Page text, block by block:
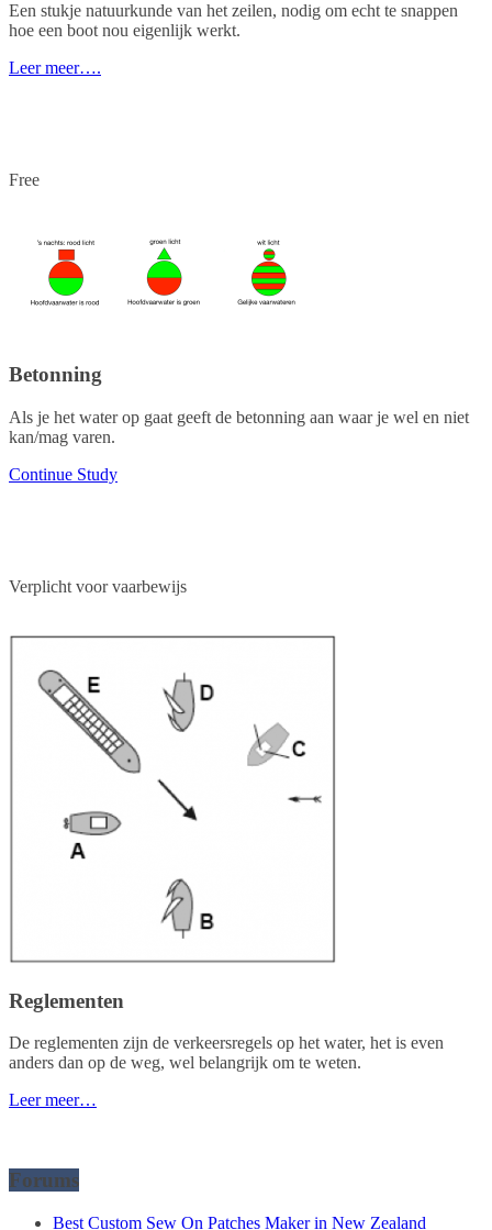
Een stukje natuurkunde van het zeilen, nodig om echt te snappen
hoe een boot nou eigenlijk werkt.
Leer meer….
Free
Betonning
Als je het water op gaat geeft de betonning aan waar je wel en niet
kan/mag varen.
Continue Study
Verplicht voor vaarbewijs
Reglementen
De reglementen zijn de verkeersregels op het water, het is even
anders dan op de weg, wel belangrijk om te weten.
Leer meer…
Forums
Best Custom Sew On Patches Maker in New Zealand